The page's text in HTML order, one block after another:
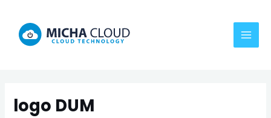
content
logo DUM